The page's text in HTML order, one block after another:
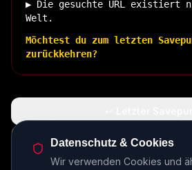
▶ Die gesuchte URL existiert
Welt.
Möchtest du zum letzten
zurückkehren?
🏠 Zurück zur
Datenschutz & Cookies
Wir verwenden Cookies und